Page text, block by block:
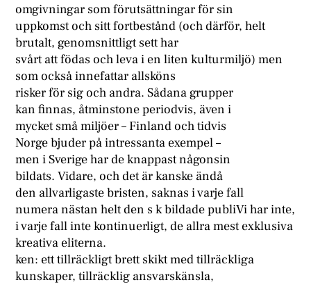
omgivningar som förutsättningar för sin
uppkomst och sitt fortbestånd (och därför, helt
brutalt, genomsnittligt sett har
svårt att födas och leva i en liten kulturmiljö) men
som också innefattar allsköns
risker för sig och andra. Sådana grupper
kan finnas, åtminstone periodvis, även i
mycket små miljöer – Finland och tidvis
Norge bjuder på intressanta exempel –
men i Sverige har de knappast någonsin
bildats. Vidare, och det är kanske ändå
den allvarligaste bristen, saknas i varje fall
numera nästan helt den s k bildade publiVi har inte,
i varje fall inte kontinuerligt, de allra mest exklusiva
kreativa eliterna.
ken: ett tillräckligt brett skikt med tillräckliga
kunskaper, tillräcklig ansvarskänsla,